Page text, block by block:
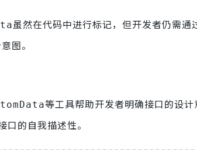
虽然在代码中进行标记，但开发者仍需通
图。
等工具帮助开发者明确接口的设
的自我描述性。